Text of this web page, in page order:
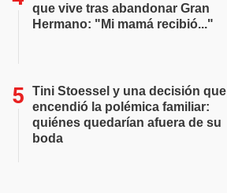
que vive tras abandonar Gran
Hermano: "Mi mamá recibió..."
Tini Stoessel y una decisión que
encendió la polémica familiar:
quiénes quedarían afuera de su
boda